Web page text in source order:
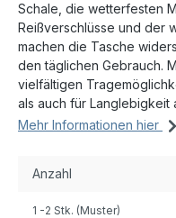
Schale, die wetterfesten
Reißverschlüsse und der
machen die Tasche
den täglichen Gebrauch.
vielfältigen
als auch für Langlebigkeit
Mehr Informationen hier
Anzahl
1 -2 Stk. (Muster)